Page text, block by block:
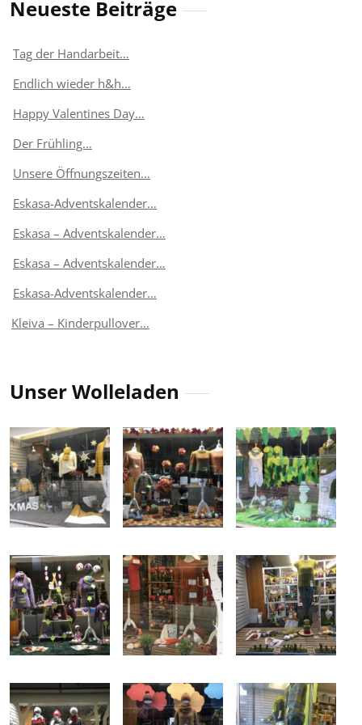
Neueste Beiträge
Tag der Handarbeit…
Endlich wieder h&h…
Happy Valentines Day…
Der Frühling…
Unsere Öffnungszeiten…
Eskasa-Adventskalender…
Eskasa – Adventskalender…
Eskasa – Adventskalender…
Eskasa-Adventskalender…
Kleiva – Kinderpullover…
Unser Wolleladen